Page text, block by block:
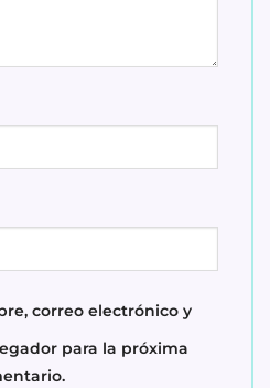
correo electrónico y
para la próxima